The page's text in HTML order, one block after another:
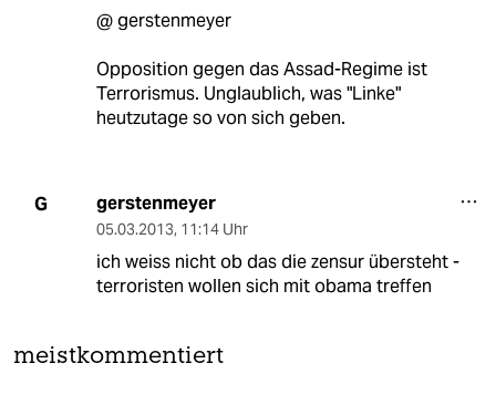
@ gerstenmeyer
Opposition gegen das Assad-Regime ist
Terrorismus. Unglaublich, was "Linke"
heutzutage so von sich geben.
G gerstenmeyer
05.03.2013, 11:14 Uhr
ich weiss nicht ob das die zensur übersteht -
terroristen wollen sich mit obama treffen
meistkommentiert